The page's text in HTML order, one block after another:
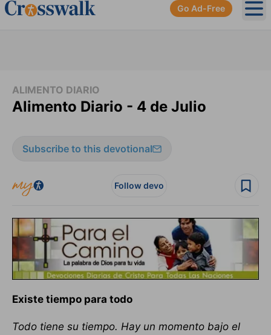
Go Ad-Free
ALIMENTO DIARIO
Alimento Diario - 4 de Julio
Subscribe to this devotional
Follow devo
Existe tiempo para todo
Todo tiene su tiempo. Hay un momento bajo el